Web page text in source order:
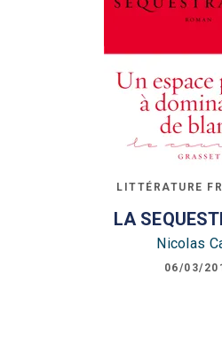
LITTÉRATURE
LA
Nicolas
06/03/